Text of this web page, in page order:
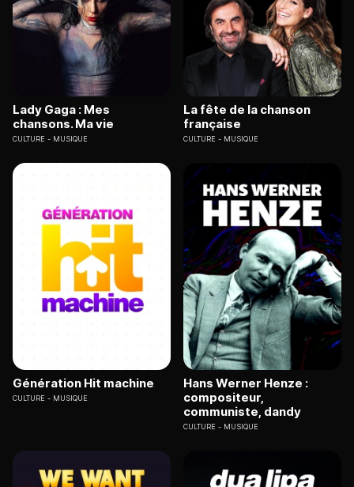
Lady Gaga : Mes
chansons. Ma vie
CULTURE MUSIQUE
La fête de la chanson
française
CULTURE MUSIQUE
Génération Hit machine
CULTURE MUSIQUE
Hans Werner Henze :
compositeur,
communiste, dandy
CULTURE MUSIQUE